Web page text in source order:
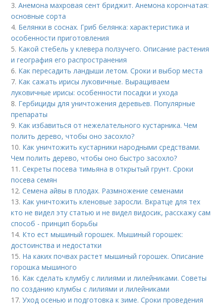
3.Анемона махровая сент бриджит. Анемона корончатая:
основные сорта
4. Белянки в соснах. Гриб белянка: характеристика и
особенности приготовления
5. Какой стебель у клевера ползучего. Описание растения
и география его распространения
6. Как пересадить ландыши летом. Сроки и выбор места
7. Как сажать ирисы луковичные. Выращиваем
луковичные ирисы: особенности посадки и ухода
8. Гербициды для уничтожения деревьев. Популярные
препараты
9. Как избавиться от нежелательного кустарника. Чем
полить дерево, чтобы оно засохло?
10. Как уничтожить кустарники народными средствами.
Чем полить дерево, чтобы оно быстро засохло?
11.Секреты посева тимьяна в открытый грунт. Сроки
посева семян
12.Семена айвы в плодах. Размножение семенами
13. Как уничтожить кленовые заросли. Вкратце для тех
кто не видел эту статью и не видел видосик, расскажу сам
способ - принцип борьбы
14. Кто ест мышиный горошек. Мышиный горошек:
достоинства и недостатки
15. На каких почвах растет мышиный горошек. Описание
горошка мышиного
16. Как сделать клумбу с лилиями и лилейниками. Советы
по созданию клумбы с лилиями и лилейниками
17.Уход осенью и подготовка к зиме. Сроки проведения